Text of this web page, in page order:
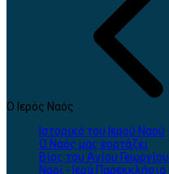
Ο Ιερός Ναός
Ιστορικό του Ιερού Ναού
Ο Ναός μας εορτάζει
Βίος του Αγίου Γεωργίου
Ναοί - Ιερά Παρεκκλήσια